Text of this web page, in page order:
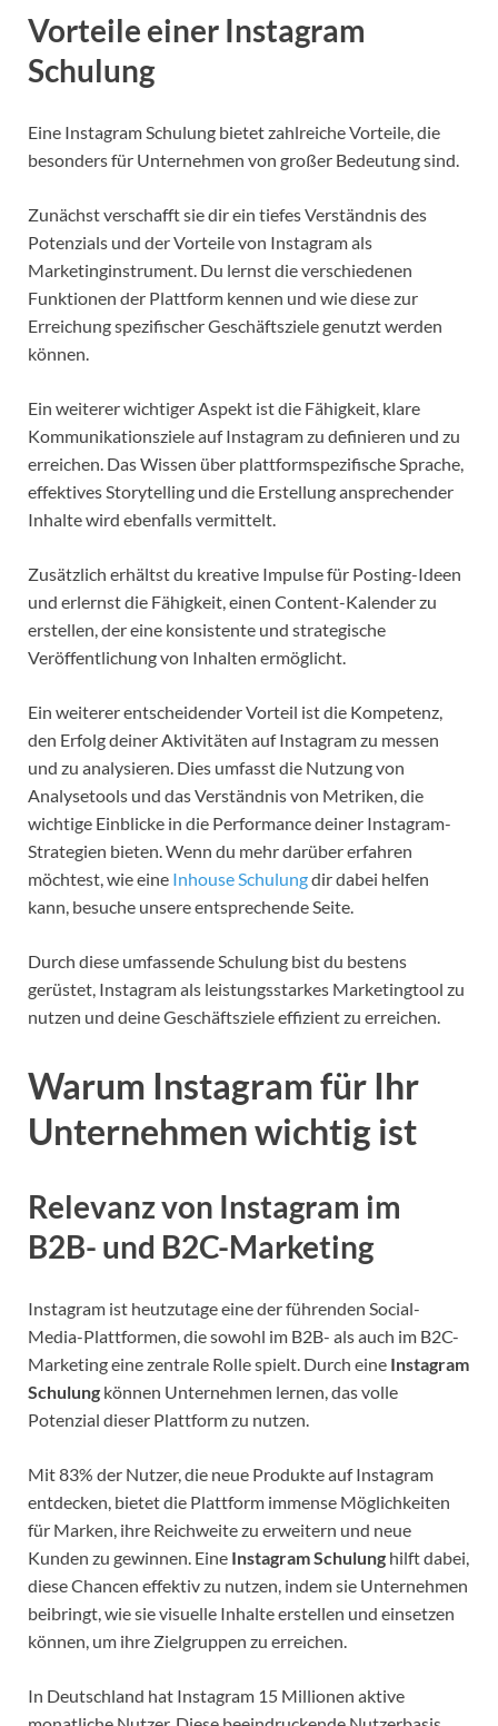
Vorteile einer Instagram
Schulung
Eine Instagram Schulung bietet zahlreiche Vorteile, die
besonders für Unternehmen von großer Bedeutung sind.
Zunächst verschafft sie dir ein tiefes Verständnis des
Potenzials und der Vorteile von Instagram als
Marketinginstrument. Du lernst die verschiedenen
Funktionen der Plattform kennen und wie diese zur
Erreichung spezifischer Geschäftsziele genutzt werden
können.
Ein weiterer wichtiger Aspekt ist die Fähigkeit, klare
Kommunikationsziele auf Instagram zu definieren und zu
erreichen. Das Wissen über plattformspezifische Sprache,
effektives Storytelling und die Erstellung ansprechender
Inhalte wird ebenfalls vermittelt.
Zusätzlich erhältst du kreative Impulse für Posting-Ideen
und erlernst die Fähigkeit, einen Content-Kalender zu
erstellen, der eine konsistente und strategische
Veröffentlichung von Inhalten ermöglicht.
Ein weiterer entscheidender Vorteil ist die Kompetenz,
den Erfolg deiner Aktivitäten auf Instagram zu messen
und zu analysieren. Dies umfasst die Nutzung von
Analysetools und das Verständnis von Metriken, die
wichtige Einblicke in die Performance deiner Instagram-
Strategien bieten. Wenn du mehr darüber erfahren
möchtest, wie eine Inhouse Schulungdir dabei helfen
kann, besuche unsere entsprechende Seite.
Durch diese umfassende Schulung bist du bestens
gerüstet, Instagram als leistungsstarkes Marketingtool zu
nutzen und deine Geschäftsziele effizient zu erreichen.
Warum Instagram für Ihr
Unternehmen wichtig ist
Relevanz von Instagram im
B2B- und B2C-Marketing
Instagram ist heutzutage eine der führenden Social-
Media-Plattformen, die sowohl im B2B- als auch im B2C-
Marketing eine zentrale Rolle spielt. Durch eine Instagram
Schulung können Unternehmen lernen, das volle
Potenzial dieser Plattform zu nutzen.
Mit 83% der Nutzer, die neue Produkte auf Instagram
entdecken, bietet die Plattform immense Möglichkeiten
für Marken, ihre Reichweite zu erweitern und neue
Kunden zu gewinnen. Eine Instagram Schulung hilft dabei,
diese Chancen effektiv zu nutzen, indem sie Unternehmen
beibringt, wie sie visuelle Inhalte erstellen und einsetzen
können, um ihre Zielgruppen zu erreichen.
In Deutschland hat Instagram 15 Millionen aktive